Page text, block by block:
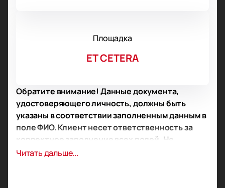
Площадка
ET CETERA
Обратите внимание! Данные документа,
удостоверяющего личность, должны быть
указаны в соответствии заполненным данным в
поле ФИО. Клиент несет ответственность за
корректное заполнение всех полей. Не
забудьте взять документ с собой!
Читать дальше...